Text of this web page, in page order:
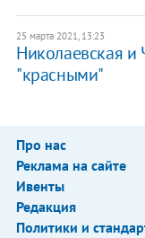
25 марта 2021, 13:23
Николаевская и
"красными"
Про нас
Реклама на сайте
Ивенты
Редакция
Политики и